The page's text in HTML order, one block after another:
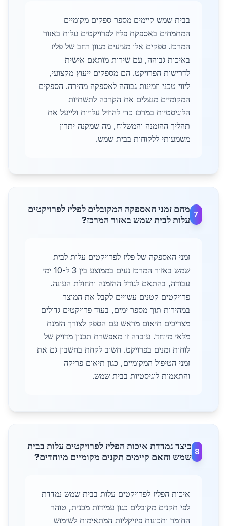
בבית שמש קיימים מספר ספקים מקומיים
המתמחים באספקת פליז לפרויקטים עלות באזור
המרכז. ספקים אלו מציעים מגוון רחב של פליז
באיכות גבוהה, עם שירות מותאם אישית
לדרישות הפרויקט. הם מספקים ייעוץ מקצועי,
ליווי טכני וזמינות גבוהה לאספקה מהירה. הספקים
המקומיים מנצלים את הקרבה לתשתיות
הלוגיסטיות במרכז כדי להוזיל עלויות ולייעל את
תהליך ההזמנה והמשלוח, מה שמקנה יתרון
משמעותי ללקוחות בבית שמש.
7
מהם זמני האספקה המקובלים לפליז לפרויקטים
עלות לבית שמש באזור המרכז?
זמני האספקה של פליז לפרויקטים עלות לבית
שמש באזור המרכז נעים בממוצע בין 3 ל-10 ימי
עבודה, בהתאם לגודל ההזמנה ותחולת העונה.
פרויקטים קטנים עשויים לקבל את המוצר
במהירות תוך מספר ימים, בעוד פרויקטים גדולים
מצריכים תיאום מראש עם הספק לצורך הזמנת
מלאי מיוחד. עובדה זו מאפשרת תכנון מדויק של
לוחות זמנים בפרויקט. חשוב לקחת בחשבון גם את
זמני הטיפול המקומיים, כגון תיאום פריקה
והתאמות לוגיסטיות בבית שמש.
8
כיצד נמדדת איכות הפליז לפרויקטים עלות בבית
שמש והאם קיימים תקנים מקומיים מיוחדים?
איכות הפליז לפרויקטים עלות בבית שמש נמדדת
לפי תקנים מקובלים כגון עמידות מכנית, טוהר
החומר ותכונות פיזיקליות המתאימות לשימוש